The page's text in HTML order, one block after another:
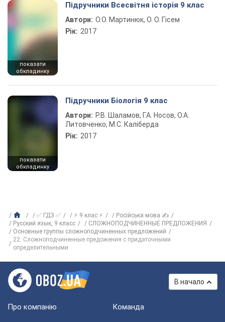
показати
обкладинку
Підручники Всесвітня історія 9 клас
Автори: О.О. Мартинюк, О. О. Гісем
Рік: 2017
показати
обкладинку
Підручники Біологія 9 клас
Автори: Р.В. Шаламов, Г.А. Носов, О.А.
Литовченко, М.С. Каліберда
Рік: 2017
✅ ГДЗ ✅ ⚡ 9 клас ⚡
Російська мова ✍
Русский язык, 9 класс
СЛОЖНОПОДЧИНЕННЫЕ ПРЕДЛОЖЕНИЯ
Основные группы сложноподчиненных предложений
22. Сложноподчиненные предожения с придаточными
определительными
В начало
Про компанію Команда